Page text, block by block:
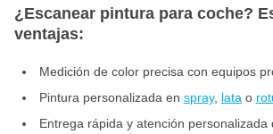
¿Escanear pintura para coche?
ventajas:
Medición de color precisa con equipos
Pintura personalizada en spray, lata o
Entrega rápida y atención personalizada